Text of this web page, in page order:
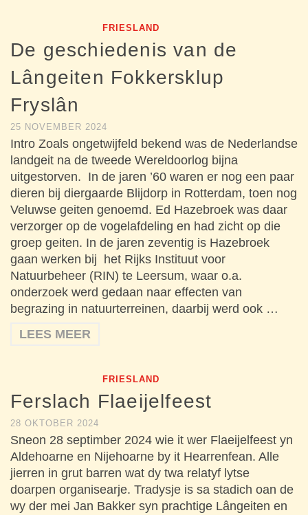
FRIESLAND
De geschiedenis van de
Lângeiten Fokkersklup
Fryslân
25 NOVEMBER 2024
Intro Zoals ongetwijfeld bekend was de Nederlandse
landgeit na de tweede Wereldoorlog bijna
uitgestorven. In de jaren ’60 waren er nog een paar
dieren bij diergaarde Blijdorp in Rotterdam, toen nog
Veluwse geiten genoemd. Ed Hazebroek was daar
verzorger op de vogelafdeling en had zicht op die
groep geiten. In de jaren zeventig is Hazebroek
gaan werken bij het Rijks Instituut voor
Natuurbeheer (RIN) te Leersum, waar o.a.
onderzoek werd gedaan naar effecten van
begrazing in natuurterreinen, daarbij werd ook …
LEES MEER
FRIESLAND
Ferslach Flaeijelfeest
28 OKTOBER 2024
Sneon 28 septimber 2024 wie it wer Flaeijelfeest yn
Aldehoarne en Nijehoarne by it Hearrenfean. Alle
jierren in grut barren wat dy twa relatyf lytse
doarpen organisearje. Tradysje is sa stadich oan de
wy der mei Jan Bakker syn prachtige Lângeiten en